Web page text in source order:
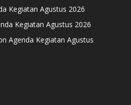
Kegiatan Agustus 2026
Kegiatan Agustus 2026
Agenda Kegiatan Agustus